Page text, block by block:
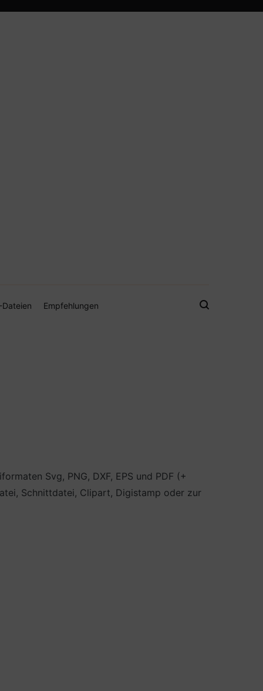
Empfehlungen
Svg, PNG, DXF, EPS und PDF (+
Schnittdatei, Clipart, Digistamp oder zur